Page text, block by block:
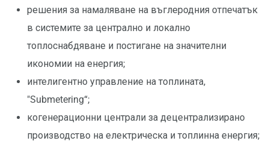
решения за намаляване на въглеродния отпечатък
в системите за централно и локално
топлоснабдяване и постигане на значителни
икономии на енергия;
интелигентно управление на топлината,
"Submetering“;
когенерационни централи за децентрализирано
производство на електрическа и топлинна енергия;